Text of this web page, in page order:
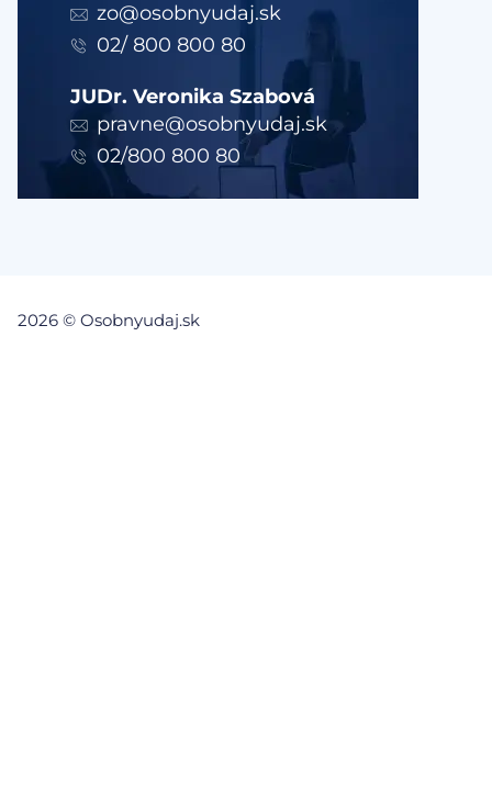
zo@osobnyudaj.sk
02/ 800 800 80
JUDr. Veronika Szabová
pravne@osobnyudaj.sk
02/800 800 80
2026 © Osobnyudaj.sk